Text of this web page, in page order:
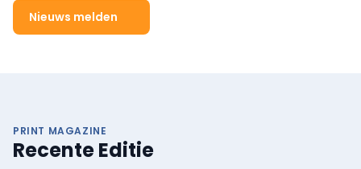
Nieuws melden
PRINT MAGAZINE
Recente Editie